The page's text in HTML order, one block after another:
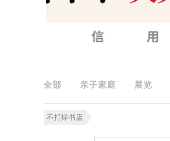
全部 亲子家庭 展览
不打烊书店